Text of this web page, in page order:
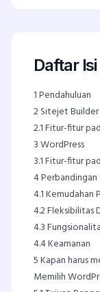
Daftar Isi
1Pendahuluan
2Sitejet Builder
2.1Fitur-fitur
3WordPress
3.1Fitur-fitur
4
4.1Kemudahan
4.2Fleksibilitas
4.3
4.4Keamanan
5Kapan harus
Memilih